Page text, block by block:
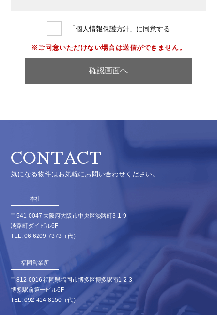
「個人情報保護方針」に同意する
※ご同意いただけない場合は送信ができません。
CONTACT
気になる物件はお気軽にお問い合わせください。
本社
〒541-0047 大阪府大阪市中央区淡路町3-1-9
淡路町ダイビル6F
TEL: 06-6209-7373 （代）
福岡営業所
〒812-0016 福岡県福岡市博多区博多駅南1-2-3
博多駅前第一ビル6F
TEL: 092-414-8150（代）